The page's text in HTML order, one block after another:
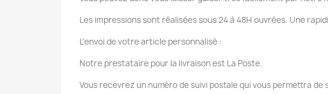
Les impressions sont réalisées sous 24 à 48H ouvrées. Une
L'envoi de votre article personnalisé :
Notre prestataire pour la livraison est La Poste.
Vous recevrez un numéro de suivi postale qui vous permettra de